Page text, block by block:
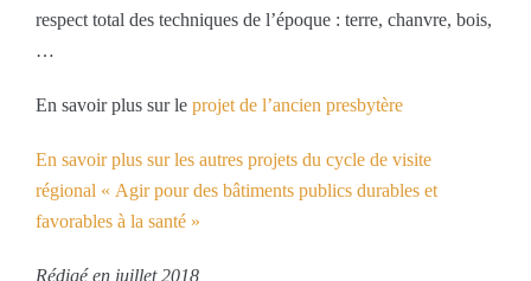
respect total des techniques de l’époque : terre, chanvre, bois,
…
En savoir plus sur le projet de l’ancien presbytère
En savoir plus sur les autres projets du cycle de visite
régional « Agir pour des bâtiments publics durables et
favorables à la santé »
Rédigé en juillet 2018